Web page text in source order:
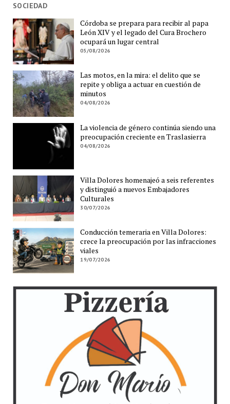
SOCIEDAD
Córdoba se prepara para recibir al papa
León XIV y el legado del Cura Brochero
ocupará un lugar central
05/08/2026
Las motos, en la mira: el delito que se
repite y obliga a actuar en cuestión de
minutos
04/08/2026
La violencia de género continúa siendo una
preocupación creciente en Traslasierra
04/08/2026
Villa Dolores homenajeó a seis referentes
y distinguió a nuevos Embajadores
Culturales
30/07/2026
Conducción temeraria en Villa Dolores:
crece la preocupación por las infracciones
viales
19/07/2026